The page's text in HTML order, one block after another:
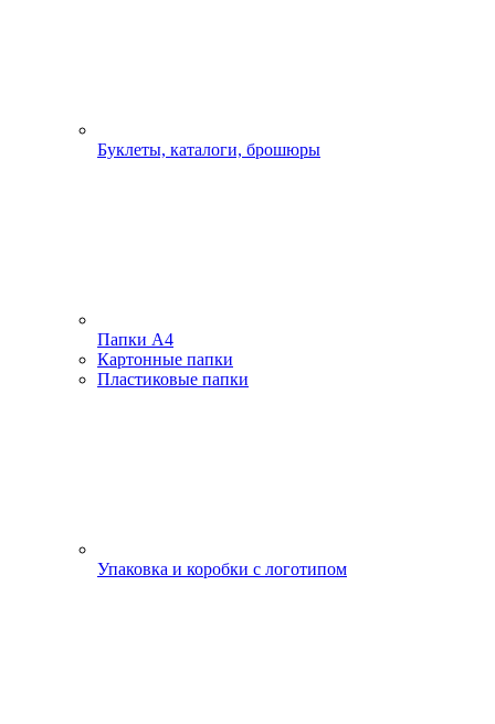
Буклеты, каталоги, брошюры
Папки А4
Картонные папки
Пластиковые папки
Упаковка и коробки с логотипом